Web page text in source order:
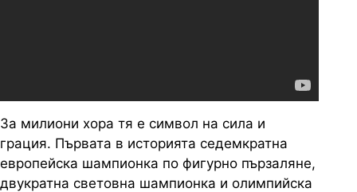
За милиони хора тя е символ на сила и
грация. Първата в историята седемкратна
европейска шампионка по фигурно пързаляне,
двукратна световна шампионка и олимпийска